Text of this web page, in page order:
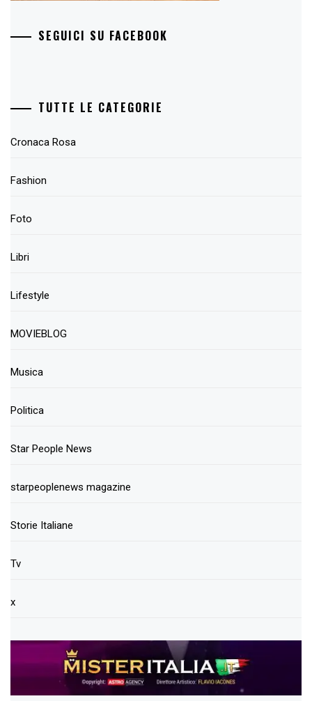
SEGUICI SU FACEBOOK
TUTTE LE CATEGORIE
Cronaca Rosa
Fashion
Foto
Libri
Lifestyle
MOVIEBLOG
Musica
Politica
Star People News
starpeoplenews magazine
Storie Italiane
Tv
x